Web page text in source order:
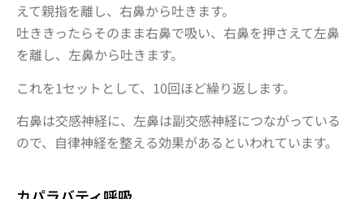
えて親指を離し、右鼻から吐きます。
吐ききったらそのまま右鼻で吸い、右鼻を押さえて左鼻
を離し、左鼻から吐きます。
これを1セットとして、10回ほど繰り返します。
右鼻は交感神経に、左鼻は副交感神経につながっている
ので、 自律神経を整える効果があるといわれています。